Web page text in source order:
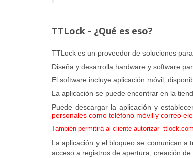
TTLock - ¿Qué es eso?
TTLock es un proveedor de soluciones
Diseña y desarrolla hardware y software
El software incluye aplicación móvil,
La aplicación se puede encontrar en la
Puede descargar la aplicación y
personales como teléfono móvil y correo
También permitirá al cliente autorizar
La aplicación y el bloqueo se comunican
acceso a registros de apertura, creación